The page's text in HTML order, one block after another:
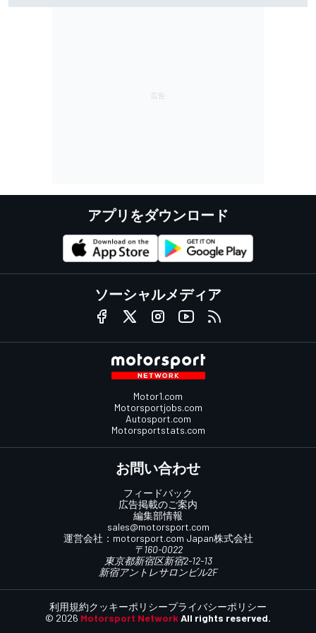
アプリをダウンロード
ソーシャルメディア
Motor1.com
Motorsportjobs.com
Autosport.com
Motorsportstats.com
お問い合わせ
フィードバック
広告掲載のご案内
編集部情報
sales@motorsport.com
運営会社： motorsport.com Japan株式会社
〒160-0022
東京都新宿区新宿2-12-13
新宿アントレサロンビル2F
© 2026 Motorsport Network All rights reserved.
利用規約クッキーポリシープライバシーポリシー